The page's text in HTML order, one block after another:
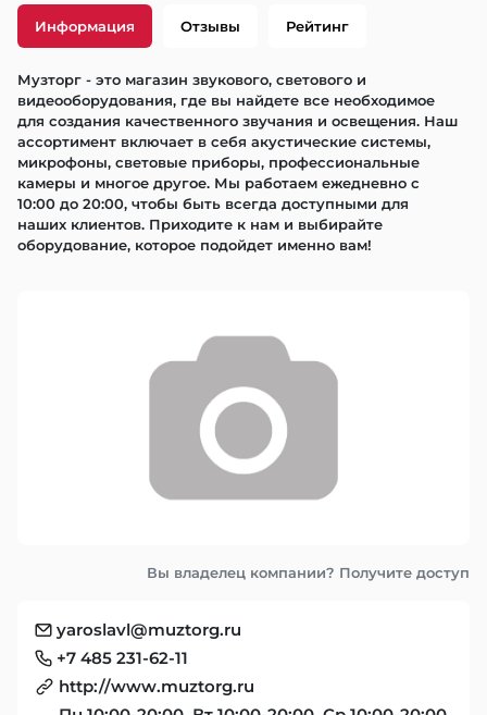
Информация Отзывы Рейтинг
Музторг - это магазин звукового, светового и
видеооборудования, где вы найдете все необходимое
для создания качественного звучания и освещения. Наш
ассортимент включает в себя акустические системы,
микрофоны, световые приборы, профессиональные
камеры и многое другое. Мы работаем ежедневно с
10:00 до 20:00, чтобы быть всегда доступными для
наших клиентов. Приходите к нам и выбирайте
оборудование, которое подойдет именно вам!
Вы владелец компании? Получите доступ
yaroslavl@muztorg.ru
+7 485 231-62-11
http://www.muztorg.ru